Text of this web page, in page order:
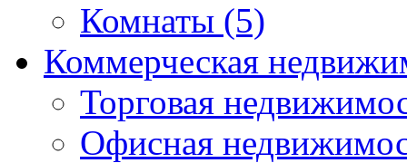
Комнаты (5)
Коммерческая
Торговая
Офисная